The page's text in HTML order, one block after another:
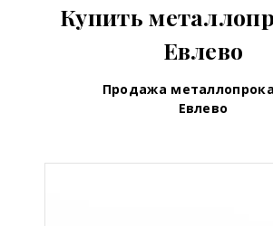
Купить
Евлево
Продажа
Евлево